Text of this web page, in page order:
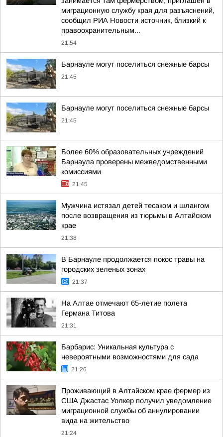
миграционную службу края для разъяснений,
сообщил РИА Новости источник, близкий к
правоохранительным...
21:54
Барнауле могут поселиться снежные барсы
21:45
Барнауле могут поселиться снежные барсы
21:45
Более 60% образовательных учреждений
Барнаула проверены межведомственными
комиссиями
21:45
Мужчина истязал детей тесаком и шлангом
после возвращения из тюрьмы в Алтайском
крае
21:38
В Барнауле продолжается покос травы на
городских зеленых зонах
21:37
На Алтае отмечают 65-летие полета
Германа Титова
21:31
Барбарис: Уникальная культура с
невероятными возможностями для сада
21:26
Проживающий в Алтайском крае фермер из
США Джастас Уолкер получил уведомление
миграционной службы об аннулировании
вида на жительство
21:24